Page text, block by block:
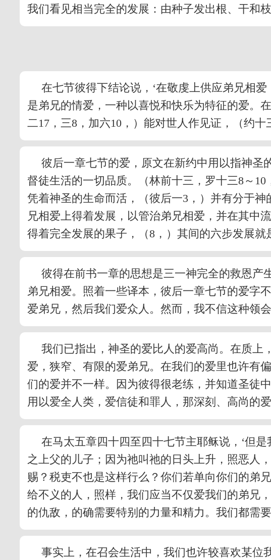
我们看见相当完全的发展：由种子发出根、干和
在七节彼得下结论说，‘在敬虔上供应弟兄相
是弟兄的情爱，一种以喜悦和快乐为特征的爱。
二17，三8，加六10，）能对世人作见证，（约十
彼后一章七节的爱，原文在新约中用以指神圣
督徒生活的一切品质。（林前十三，罗十三8～
凭着神圣的生命而活，（彼后一3，）并有分于
兄相爱上得着发展，以管治弟兄相爱，并在其中
得着完全发展的果子，（8，）其间的六步发展就
彼得在前书一章的思想是三一神完全的救恩产
弟兄相爱。照着一些译本，彼后一章七节的爱字
爱弟兄，然后我们爱众人。然而，我不信这种领会
我们已指出，神圣的爱比人的爱高尚。在质上
爱，狭窄、有限的爱弟兄。在我们的爱里也许有
们的爱并不一样。因为彼得很老练，并知道圣徒
用以爱全人类，爱信徒和罪人，那深刻、高尚的爱
在马太五章四十四至四十七节主耶稣说，‘但
之上父的儿子；因为祂叫祂的日头上升，照恶人
赐？税吏不也是这样行么？你们若单向你们的弟
给不义的人，照样，我们应当不仅爱我们的弟兄
的仇敌，的确需要特别的力量和精力。我们都需要
事实上，在召会生活中，我们也许较喜欢某位